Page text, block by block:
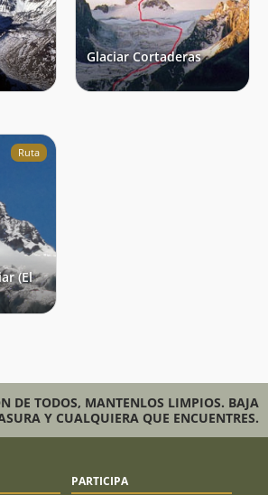
Glaciar Cortaderas
Ruta
(El
DE TODOS, MANTENLOS LIMPIOS. BAJA
Y CUALQUIERA QUE ENCUENTRES.
PARTICIPA